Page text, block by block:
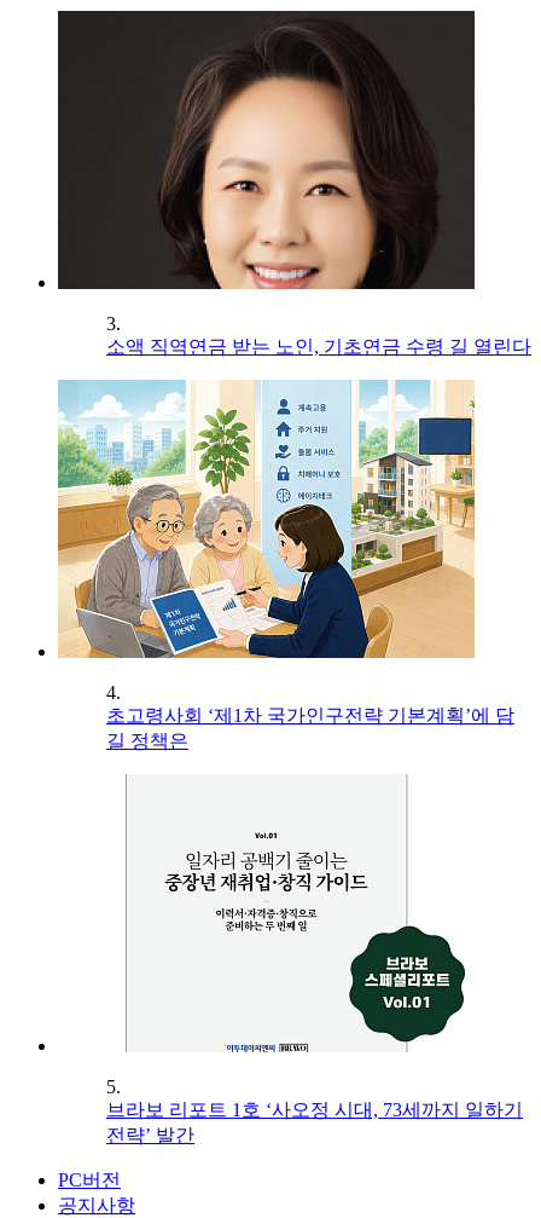
3.
소액 직역연금 받는 노인, 기초연금 수령 길 열린다
4.
초고령사회 ‘제1차 국가인구전략 기본계획’에 담
길 정책은
5.
브라보 리포트 1호 ‘사오정 시대, 73세까지 일하기
전략’ 발간
PC버전
공지사항